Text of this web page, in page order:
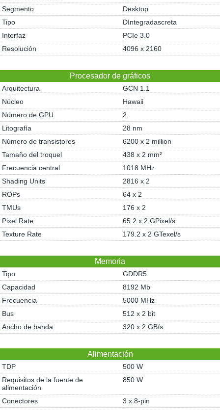
Segmento
Desktop
Tipo
DIntegradascreta
Interfaz
PCIe 3.0
Resolución
4096 x 2160
Procesador de gráficos
Arquitectura
GCN 1.1
Núcleo
Hawaii
Número de GPU
2
Litografía
28 nm
Número de transistores
6200 x 2 million
Tamaño del troquel
438 x 2 mm²
Frecuencia central
1018 MHz
Shading Units
2816 x 2
ROPs
64 x 2
TMUs
176 x 2
Pixel Rate
65.2 x 2 GPixel/s
Texture Rate
179.2 x 2 GTexel/s
Memoria
Tipo
GDDR5
Capacidad
8192 Mb
Frecuencia
5000 MHz
Bus
512 x 2 bit
Ancho de banda
320 x 2 GB/s
Alimentación
TDP
500 W
Requisitos de la fuente de
alimentación
850 W
Conectores 3 x 8-pin